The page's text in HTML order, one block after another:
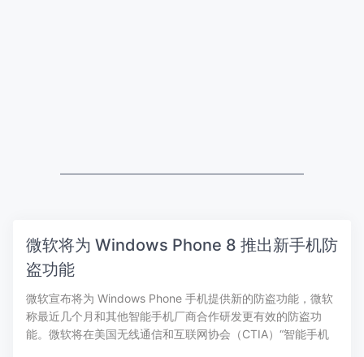
微软将为 Windows Phone 8 推出新手机防
盗功能
微软宣布将为 Windows Phone 手机提供新的防盗功能，微软
称最近几个月和其他智能手机厂商合作研发更有效的防盗功
能。微软将在美国无线通信和互联网协会（CTIA）“智能手机